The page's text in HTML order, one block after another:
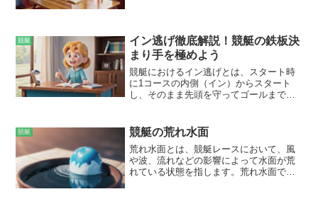
す。
専門家が舟券予想の材料にするためにも
役立てられています。展示タイムは、ス
タートのタイミングやコース取りの判断
に重要な手がかりになります。展示タイ
ムが速い選手は、スタートで優位に立つ
可能性が高く、コース取りも有利に行え
選手のパフォーマンスやモーターの調子
を判断することもできます。
競艇
イン逃げ徹底解説！競艇の鉄板決
まり手を極めよう
競艇におけるイン逃げとは、スタート時
に1コースの内側（イン）からスタート
し、そのまま先頭を守ってゴールまで逃
のコース特性を活かしたものです。特徴
として、安定性が高いことが挙げられま
す。インコースは水面抵抗が少なく、旋
回時のロスも少ないため、先頭に立つと
逃げ切る確率が高くなります。
競艇 競艇の荒れ水面
荒れ水面とは、競艇レースにおいて、風
や波、流れなどの影響によって水面が荒
れている状態を指します。荒れ水面で